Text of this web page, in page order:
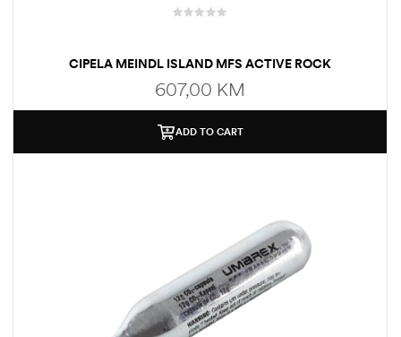
CIPELA MEINDL ISLAND MFS ACTIVE ROCK
607,00 KM
ADD TO CART